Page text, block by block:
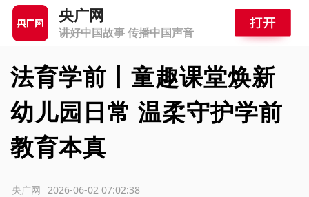
央广网
讲好中国故事 传播中国声音
法育学前丨童趣课堂焕新
幼儿园日常 温柔守护学前
教育本真
2026-06-02 07:02:38
央广网